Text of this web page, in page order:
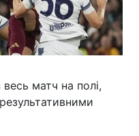
матч на полі,